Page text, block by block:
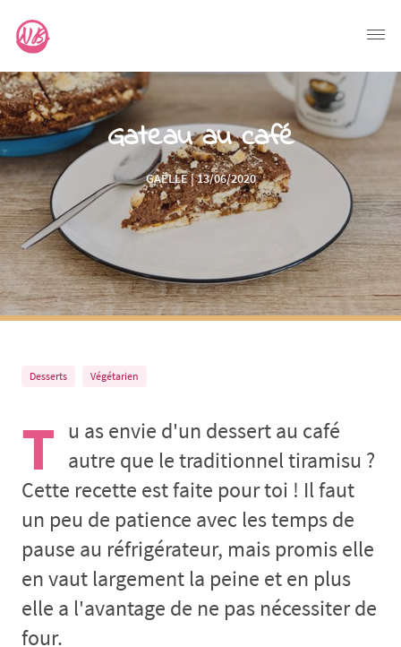
Gateau au café
GAËLLE | 13/06/2020
Desserts Végétarien
T u as envie d'un dessert au café
autre que le traditionnel tiramisu ?
Cette recette est faite pour toi ! Il faut
un peu de patience avec les temps de
pause au réfrigérateur, mais promis elle
en vaut largement la peine et en plus
elle a l'avantage de ne pas nécessiter de
four.